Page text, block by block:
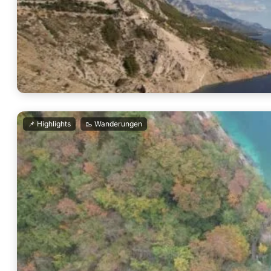
Küstenstrasse Kroatien
📌 Highlights , 🥾 Wanderungen